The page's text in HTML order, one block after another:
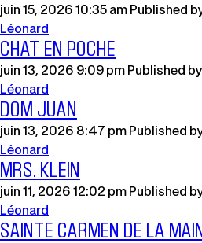
juin 15, 2026 10:35 am Published
Léonard
CHAT EN POCHE
juin 13, 2026 9:09 pm Published by
Léonard
DOM JUAN
juin 13, 2026 8:47 pm Published
Léonard
MRS. KLEIN
juin 11, 2026 12:02 pm Published
Léonard
SAINTE CARMEN DE LA MAIN